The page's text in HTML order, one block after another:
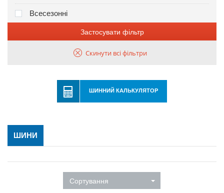
Всесезонні
Застосувати фільтр
Скинути всі фільтри
ШИННИЙ КАЛЬКУЛЯТОР
ШИНИ
Сортування